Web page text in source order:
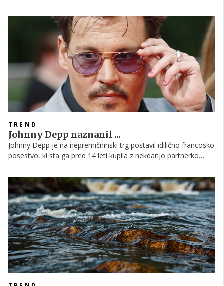
’Hrčkova vila’ v Franciji, kjer se gostje v času bivanja prelevijo v
TREND
Johnny Depp naznanil ...
Johnny Depp je na nepremičninski trg postavil idilično francosko
posestvo, ki sta ga pred 14 leti kupila z nekdanjo partnerko